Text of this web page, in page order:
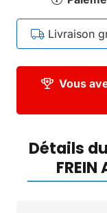
Livraison
Vous
Détails
FREIN